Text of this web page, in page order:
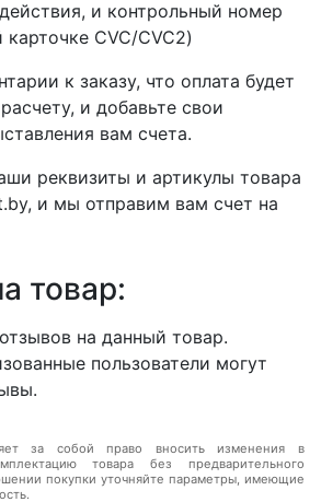
и контрольный номер
карточке CVC/CVC2)
к заказу, что оплата будет
и добавьте свои
вам счета.
реквизиты и артикулы товара
и мы отправим вам счет на
товар:
на данный товар.
пользователи могут
за собой право вносить изменения в
товара без предварительного
покупки уточняйте параметры, имеющие